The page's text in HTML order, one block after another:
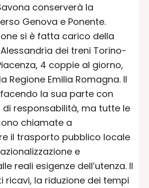
conserverà la
Genova e Ponente.
si è fatta carico della
dei treni Torino-
4 coppie al giorno,
Regione Emilia Romagna. Il
la sua parte con
di responsabilità, ma tutte le
chiamate a
il trasporto pubblico locale
e
reali esigenze dell’utenza. Il
ricavi, la riduzione dei tempi